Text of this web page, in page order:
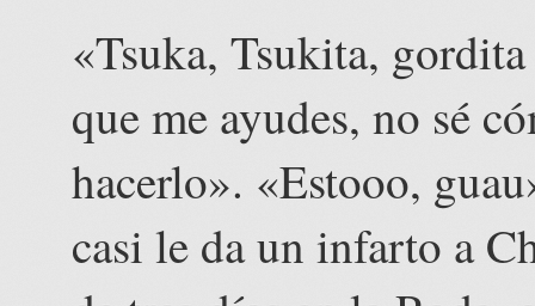
«Tsuka, Tsukita,
que me ayudes, no sé
hacerlo». «Estooo,
casi le da un infarto a